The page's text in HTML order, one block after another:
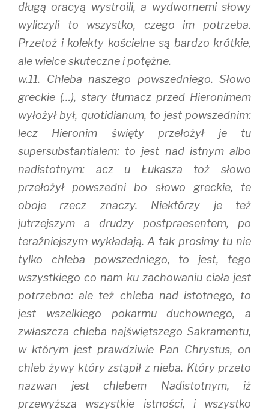
długą oracyą wystroili, a wydwornemi słowy
wyliczyli to wszystko, czego im potrzeba.
Przetoż i kolekty kościelne są bardzo krótkie,
ale wielce skuteczne i potężne.
w.11. Chleba naszego powszedniego. Słowo
greckie (…), stary tłumacz przed Hieronimem
wyłożył był, quotidianum, to jest powszednim:
lecz Hieronim święty przełożył je tu
supersubstantialem: to jest nad istnym albo
nadistotnym: acz u Łukasza toż słowo
przełożył powszedni bo słowo greckie, te
oboje rzecz znaczy. Niektórzy je też
jutrzejszym a drudzy postpraesentem, po
teraźniejszym wykładają. A tak prosimy tu nie
tylko chleba powszedniego, to jest, tego
wszystkiego co nam ku zachowaniu ciała jest
potrzebno: ale też chleba nad istotnego, to
jest wszelkiego pokarmu duchownego, a
zwłaszcza chleba najświętszego Sakramentu,
w którym jest prawdziwie Pan Chrystus, on
chleb żywy który zstąpił z nieba. Który przeto
nazwan jest chlebem Nadistotnym, iż
przewyższa wszystkie istności, i wszystko